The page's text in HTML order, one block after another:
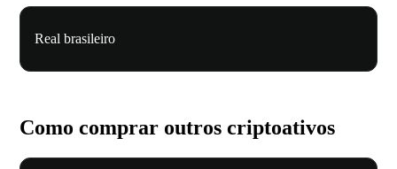
Real brasileiro
Como comprar outros criptoativos